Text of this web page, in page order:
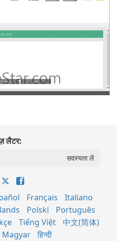
लैटर:
Français
Italiano
Polski
Português
Tiếng Việt
中文(简体)
Magyar हिन्दी